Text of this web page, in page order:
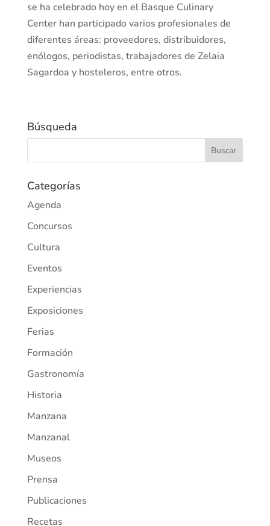
se ha celebrado hoy en el Basque Culinary
Center han participado varios profesionales de
diferentes áreas: proveedores, distribuidores,
enólogos, periodistas, trabajadores de Zelaia
Sagardoa y hosteleros, entre otros.
Búsqueda
Categorías
Agenda
Concursos
Cultura
Eventos
Experiencias
Exposiciones
Ferias
Formación
Gastronomía
Historia
Manzana
Manzanal
Museos
Prensa
Publicaciones
Recetas